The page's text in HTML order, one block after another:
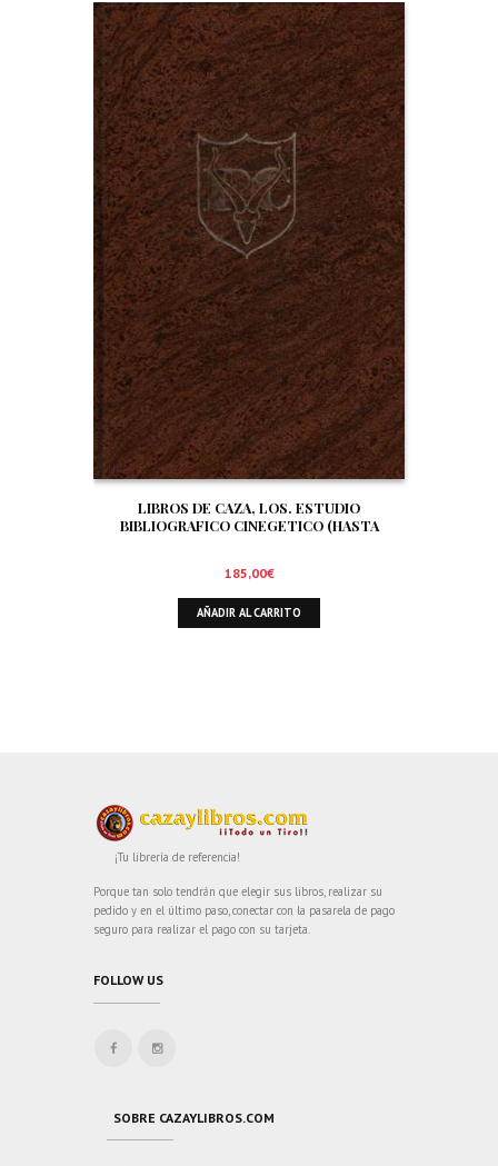
LIBROS DE CAZA, LOS. ESTUDIO
BIBLIOGRAFICO CINEGETICO (HASTA
185,00€
AÑADIR AL CARRITO
¡Tu librería de referencia!
Porque tan solo tendrán que elegir sus libros, realizar su
pedido y en el último paso, conectar con la pasarela de pago
seguro para realizar el pago con su tarjeta.
FOLLOW US
SOBRE CAZAYLIBROS.COM